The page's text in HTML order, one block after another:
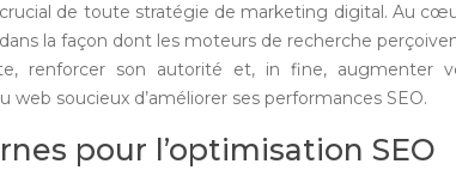
de toute stratégie de marketing digital. Au
la façon dont les moteurs de recherche
renforcer son autorité et, in fine, augmenter
soucieux d’améliorer ses performances SEO.
pour l’optimisation SEO